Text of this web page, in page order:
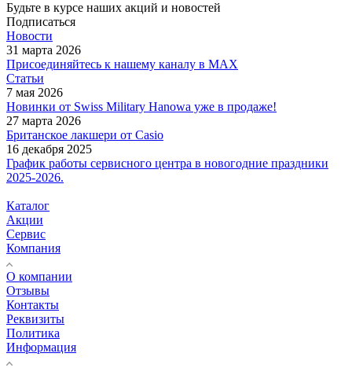
Будьте в курсе наших акций и новостей
Подписаться
Новости
31 марта 2026
Присоединяйтесь к нашему каналу в МАХ
Статьи
7 мая 2026
Новинки от Swiss Military Hanowa уже в продаже!
27 марта 2026
Британское лакшери от Casio
16 декабря 2025
График работы сервисного центра в новогодние праздники
2025-2026.
Каталог
Акции
Сервис
Компания
О компании
Отзывы
Контакты
Реквизиты
Политика
Информация